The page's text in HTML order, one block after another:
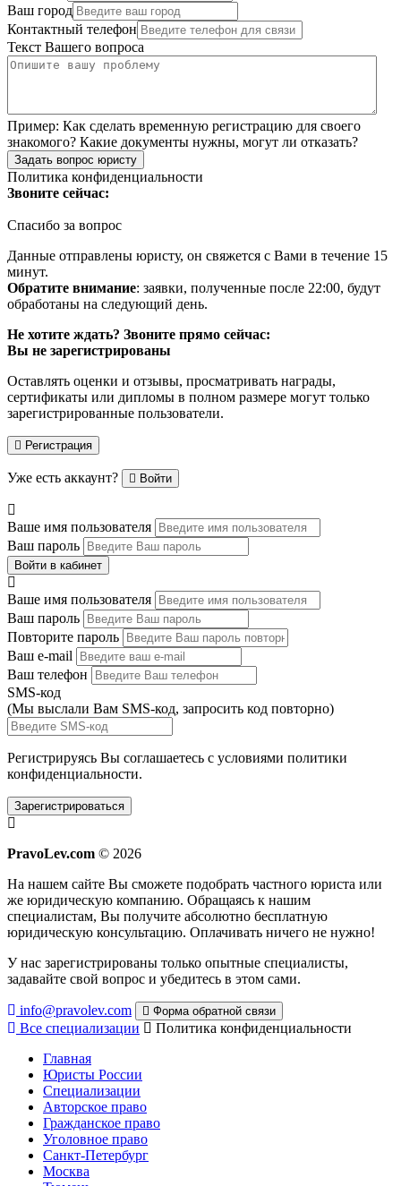
Ваш город
Контактный телефон
Текст Вашего вопроса
Пример: Как сделать временную регистрацию для своего
знакомого? Какие документы нужны, могут ли отказать?
Задать вопрос юристу
Политика конфиденциальности
Звоните сейчас:
Спасибо за вопрос
Данные отправлены юристу, он свяжется с Вами в течение 15
минут.
Обратите внимание: заявки, полученные после 22:00, будут
обработаны на следующий день.
Не хотите ждать? Звоните прямо сейчас:
Вы не зарегистрированы
Оставлять оценки и отзывы, просматривать награды,
сертификаты или дипломы в полном размере могут только
зарегистрированные пользователи.
Регистрация
Уже есть аккаунт? Войти
Ваше имя пользователя
Ваш пароль
Войти в кабинет
Ваше имя пользователя
Ваш пароль
Повторите пароль
Ваш e-mail
Ваш телефон
SMS-код
(Мы выслали Вам SMS-код, запросить код повторно)
Регистрируясь Вы соглашаетесь с условиями политики
конфиденциальности.
Зарегистрироваться
PravoLev.com © 2026
На нашем сайте Вы сможете подобрать частного юриста или
же юридическую компанию. Обращаясь к нашим
специалистам, Вы получите абсолютно бесплатную
юридическую консультацию. Оплачивать ничего не нужно!
У нас зарегистрированы только опытные специалисты,
задавайте свой вопрос и убедитесь в этом сами.
info@pravolev.com Форма обратной связи
Все специализации
Политика конфиденциальности
Главная
Юристы России
Специализации
Авторское право
Гражданское право
Уголовное право
Санкт-Петербург
Москва